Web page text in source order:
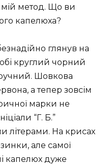
метод. Що ви
капелюха?
глянув на
круглий чорний
Шовкова
а тепер зовсім
марки не
“Г. Б.”
літерами. На крисах
але самої
капелюх дуже